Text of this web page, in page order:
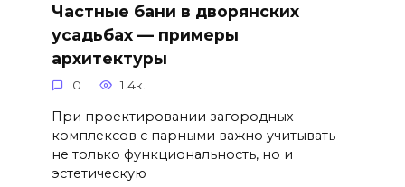
Частные бани в дворянских
усадьбах — примеры
архитектуры
0 1.4к.
При проектировании загородных
комплексов с парными важно учитывать
не только функциональность, но и
эстетическую